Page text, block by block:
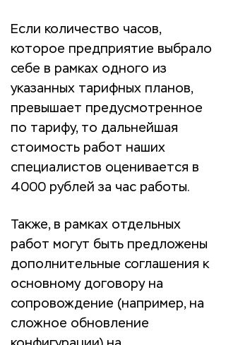
Если количество часов,
которое предприятие выбрало
себе в рамках одного из
указанных тарифных планов,
превышает предусмотренное
по тарифу, то дальнейшая
стоимость работ наших
специалистов оценивается в
4000 рублей за час работы.
Также, в рамках отдельных
работ могут быть предложены
дополнительные соглашения к
основному договору на
сопровождение (например, на
сложное обновление